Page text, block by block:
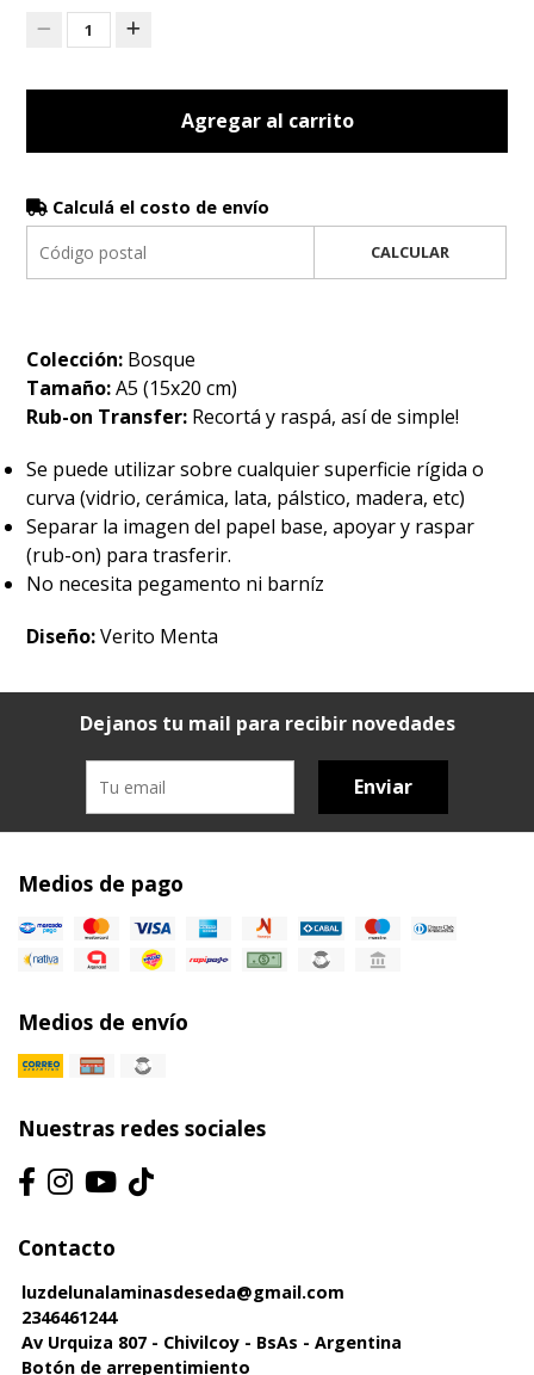
1
Agregar al carrito
Calculá el costo de envío
CALCULAR
Colección: Bosque
Tamaño:A5 (15x20 cm)
Rub-on Transfer: Recortá y raspá, así de simple!
Se puede utilizar sobre cualquier superficie rígida o
curva (vidrio, cerámica, lata, pálstico, madera, etc)
Separar la imagen del papel base, apoyar y raspar
(rub-on) para trasferir.
No necesita pegamento ni barníz
Diseño:Verito Menta
Dejanos tu mail para recibir novedades
Enviar
Medios de pago
Medios de envío
Nuestras redes sociales
Contacto
luzdelunalaminasdeseda@gmail.com
2346461244
Av Urquiza 807 - Chivilcoy - BsAs - Argentina
Botón de arrepentimiento